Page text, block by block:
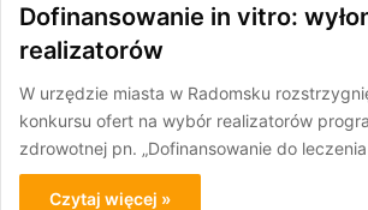
Dofinansowanie in vitro:
realizatorów
W urzędzie miasta w Radomsku
konkursu ofert na wybór realizatorów
zdrowotnej pn. „Dofinansowanie do
Czytaj więcej »